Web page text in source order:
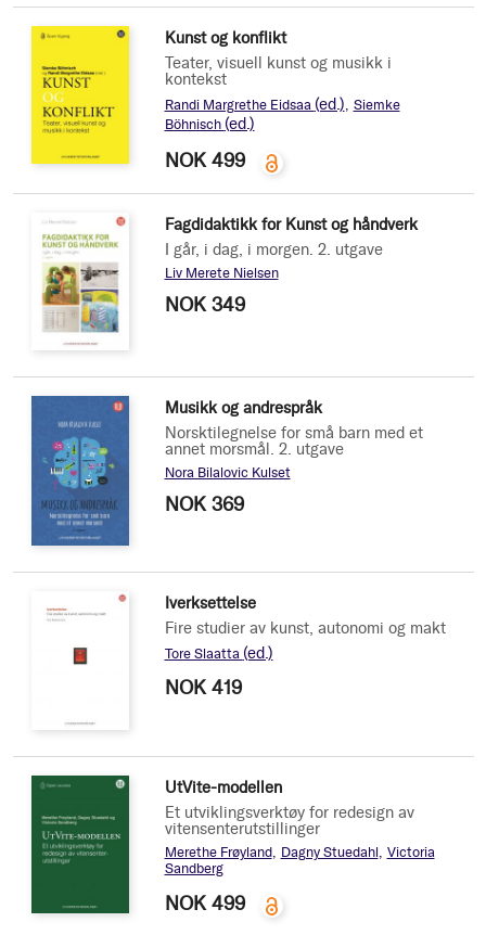
Kunst og konflikt
Teater, visuell kunst og musikk i
kontekst
Randi Margrethe Eidsaa (ed.) Siemke
Böhnisch (ed.)
NOK 499
Fagdidaktikk for Kunst og håndverk
I går, i dag, i morgen. 2. utgave
Liv Merete Nielsen
NOK 349
Musikk og andrespråk
Norsktilegnelse for små barn med et
annet morsmål. 2. utgave
Nora Bilalovic Kulset
NOK 369
Iverksettelse
Fire studier av kunst, autonomi og makt
Tore Slaatta (ed.)
NOK 419
UtVite-modellen
Et utviklingsverktøy for redesign av
vitensenterutstillinger
Merethe Frøyland Dagny Stuedahl Victoria
Sandberg
NOK 499